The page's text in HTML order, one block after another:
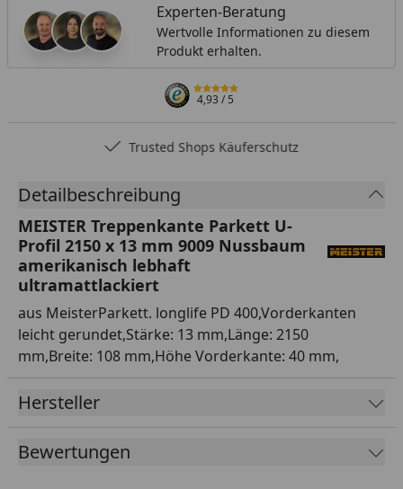
Experten-Beratung
Wertvolle Informationen zu diesem
Produkt erhalten.
4,93/ 5
Trusted Shops Käuferschutz
Detailbeschreibung
MEISTER Treppenkante Parkett U-
Profil 2150 x 13 mm 9009 Nussbaum
amerikanisch lebhaft
ultramattlackiert
aus MeisterParkett. longlife PD 400,Vorderkanten
leicht gerundet,Stärke: 13 mm,Länge: 2150
mm,Breite: 108 mm,Höhe Vorderkante: 40 mm,
Hersteller
Bewertungen